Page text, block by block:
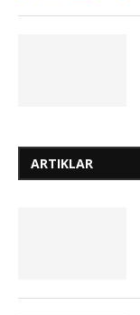
ARTIKLAR